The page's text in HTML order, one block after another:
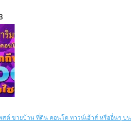
สต์ ขายบ้าน ที่ดิน คอนโด ทาวน์เฮ้าส์ หรืออื่นๆ บน